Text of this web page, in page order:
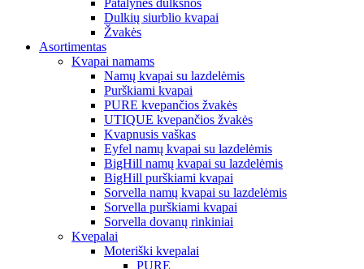
Dulkių siurblio kvapai
Žvakės
Asortimentas
Kvapai namams
Namų kvapai su lazdelėmis
Purškiami kvapai
PURE kvepančios žvakės
UTIQUE kvepančios žvakės
Kvapnusis vaškas
Eyfel namų kvapai su lazdelėmis
BigHill namų kvapai su lazdelėmis
BigHill purškiami kvapai
Sorvella namų kvapai su lazdelėmis
Sorvella purškiami kvapai
Sorvella dovanų rinkiniai
Kvepalai
Moteriški kvepalai
PURE